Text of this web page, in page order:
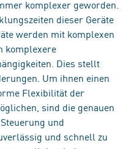
komplexer geworden.
dieser Geräte
werden mit komplexen
komplexere
Dies stellt
Um ihnen einen
Flexibilität der
sind die genauen
und
und schnell zu